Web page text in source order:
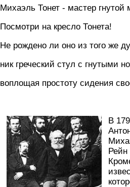
Михаэль Тонет - мастер гнутой
Посмотри на кресло Тонета!
Не рождено ли оно из того же
ник греческий стул с гнутыми
воплощая простоту сидения
В
Рейн